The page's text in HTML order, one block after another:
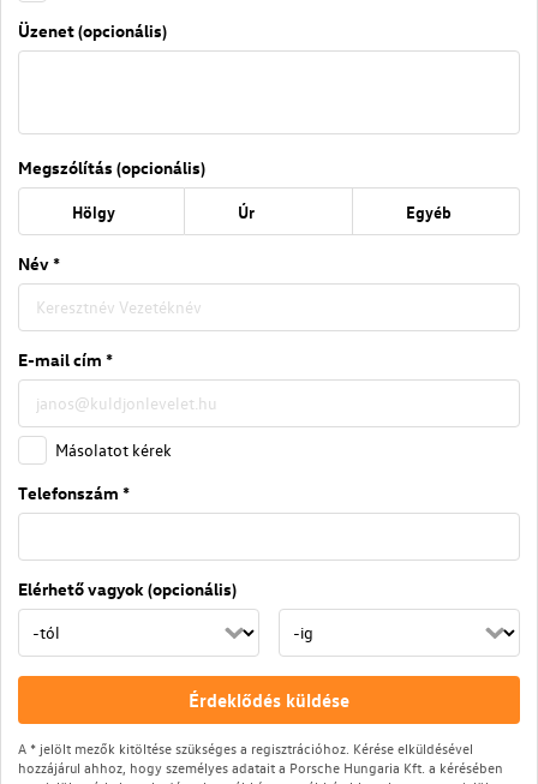
Üzenet (opcionális)
Megszólítás (opcionális)
Hölgy Úr Egyéb
Név *
E-mail cím *
Másolatot kérek
Telefonszám *
Elérhető vagyok (opcionális)
Érdeklődés küldése
A * jelölt mezők kitöltése szükséges a regisztrációhoz. Kérése elküldésével
hozzájárul ahhoz, hogy személyes adatait a Porsche Hungaria Kft. a kérésében